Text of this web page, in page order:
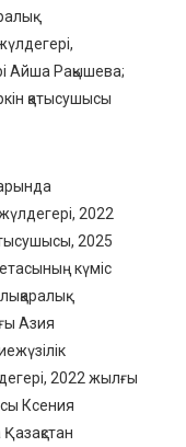
Айша Рақышева;
қатысушысы
2022
2025
күміс
Азия
2022 жылғы
Ксения